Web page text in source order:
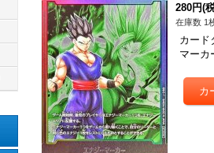
280円(
在庫数 1
カード
マーカ